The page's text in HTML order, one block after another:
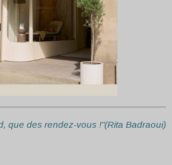
que des rendez-vous !"(Rita Badraoui)